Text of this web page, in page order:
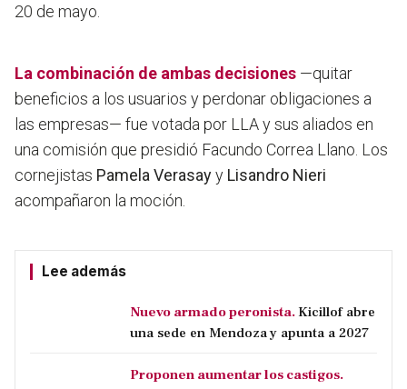
20 de mayo.
La combinación de ambas decisiones —quitar
beneficios a los usuarios y perdonar obligaciones a
las empresas— fue votada por LLA y sus aliados en
una comisión que presidió Facundo Correa Llano. Los
cornejistas Pamela Verasayy Lisandro Nieri
acompañaron la moción.
Lee además
Nuevo armado peronista. Kicillof abre
una sede en Mendoza y apunta a 2027
Proponen aumentar los castigos.